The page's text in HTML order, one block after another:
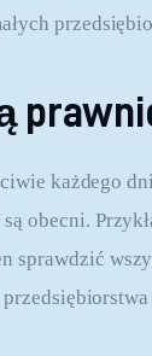
każdego
obecni.
sprawdzić